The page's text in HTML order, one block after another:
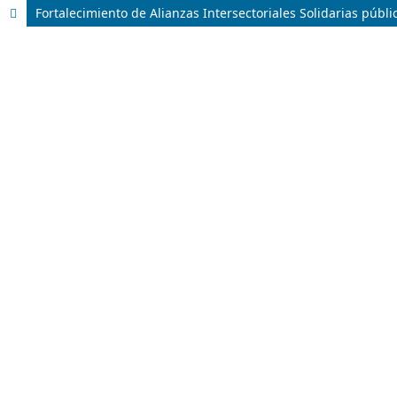
Fortalecimiento de Alianzas Intersectoriales Solidarias